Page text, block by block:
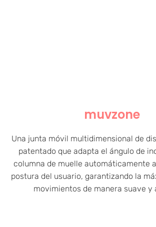
muvzone
Una junta móvil multidimensional de
patentado que adapta el ángulo de
columna de muelle automáticamente
postura del usuario, garantizando la
movimientos de manera suave y